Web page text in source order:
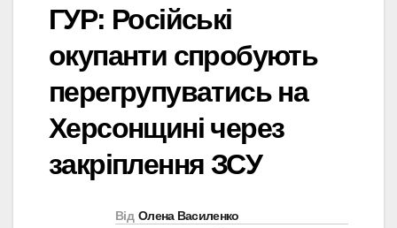
ГУР: Російські
окупанти спробують
перегрупуватись на
Херсонщині через
закріплення ЗСУ
Від Олена Василенко